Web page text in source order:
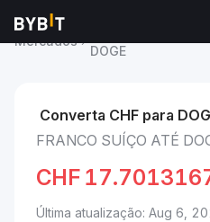
Mercados
DOGE
Converta CHF para
FRANCO SUÍÇO ATÉ
CHF
Última atualização: Aug 6,